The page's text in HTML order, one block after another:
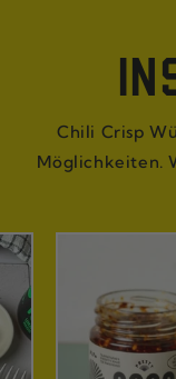
Chili Crisp
Möglichkeiten.